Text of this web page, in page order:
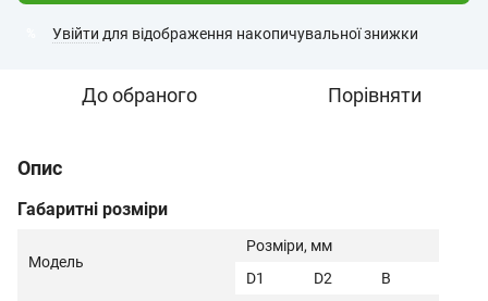
Увійти для відображення накопичувальної знижки
До обраного Порівняти
Опис
Габаритні розміри
Модель
Розміри, мм
D1
D2
B